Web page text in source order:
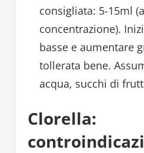
consigliata: 5-15ml
concentrazione).
basse e aumentare
tollerata bene.
acqua, succhi di
Clorella: